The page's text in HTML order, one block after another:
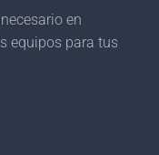
en
equipos para tus